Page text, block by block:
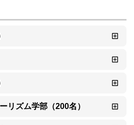
リズム学部（200名）